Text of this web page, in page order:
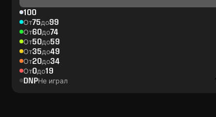
100
От75до99
От60до74
От50до59
От35до49
От20до34
От0до19
DNPНе играл